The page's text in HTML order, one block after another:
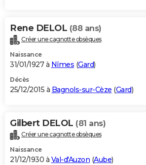
Rene DELOL (88 ans)
Créer une cagnotte obsèques
Naissance
31/01/1927 à Nîmes (Gard)
Décès
25/12/2015 à Bagnols-sur-Cèze (Gard)
Gilbert DELOL (81 ans)
Créer une cagnotte obsèques
Naissance
21/12/1930 à Val-d'Auzon (Aube)